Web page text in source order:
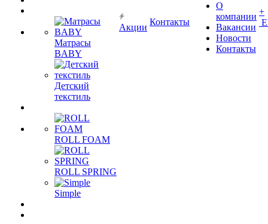
Матрасы
BABY
Детский
текстиль
ROLL FOAM
ROLL SPRING
Simple
Акции
Контакты
О
компании
Вакансии
Новости
Контакты
+